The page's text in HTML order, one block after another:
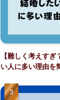
【難しく考えす
い人に多い理由を